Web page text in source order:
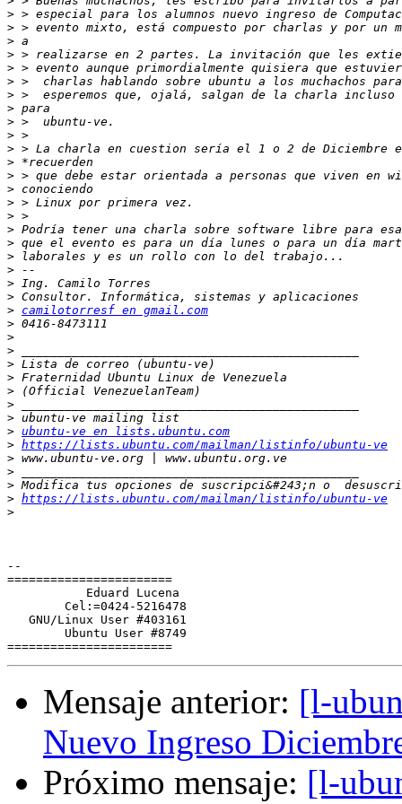
>
>
>
>
>
>
>
>
>
>
>
>
>
>
>
>
>
>
>
>
>
>
> camilotorresf en gmail.com
>
>
>
>
>
>
>
>
> ubuntu-ve en lists.ubuntu.com
> https://lists.ubuntu.com/mailman/listinfo/ubuntu-ve
>
>
>
> https://lists.ubuntu.com/mailman/listinfo/ubuntu-ve
>
--
=======================
           Eduard Lucena
        Cel:=0424-5216478
   GNU/Linux User #403161
        Ubuntu User #8749
Mensaje anterior: [l-
Nuevo Ingreso
Próximo mensaje: [l-